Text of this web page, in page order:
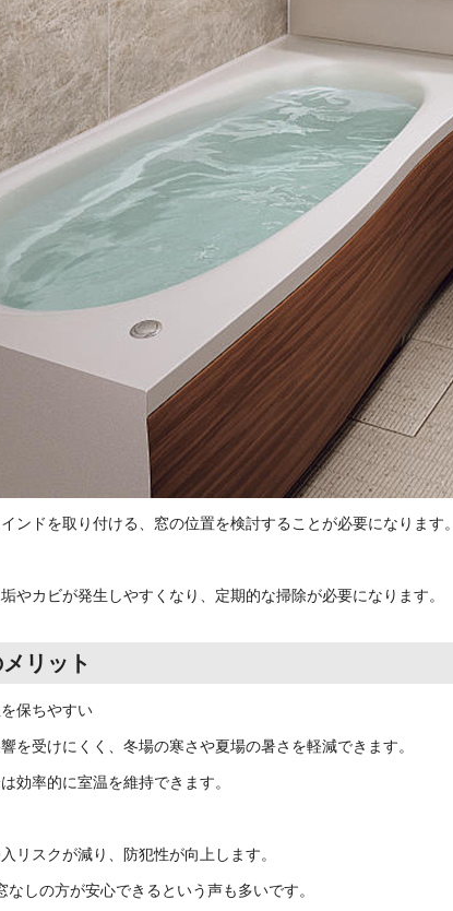
ンドを取り付ける、窓の位置を検討することが必要になります。
やカビが発生しやすくなり、定期的な掃除が必要になります。
リット
保ちやすい
を受けにくく、冬場の寒さや夏場の暑さを軽減できます。
効率的に室温を維持できます。
リスクが減り、防犯性が向上します。
しの方が安心できるという声も多いです。